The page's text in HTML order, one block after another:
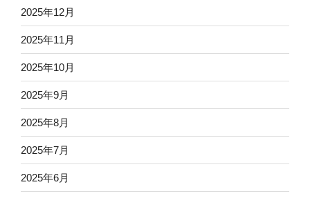
2025年12月
2025年11月
2025年10月
2025年9月
2025年8月
2025年7月
2025年6月